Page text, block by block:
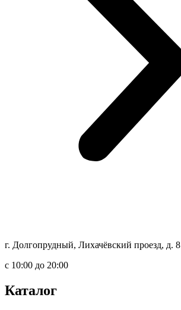
г. Долгопрудный, Лихачёвский проезд, д. 8
c 10:00 до 20:00
Каталог